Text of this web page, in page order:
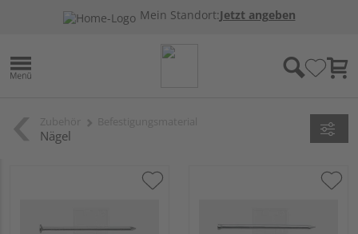
Mein Standort:Jetzt angeben
Nägel